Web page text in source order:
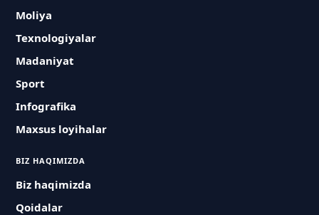
Moliya
Texnologiyalar
Madaniyat
Sport
Infografika
Maxsus loyihalar
BIZ HAQIMIZDA
Biz haqimizda
Qoidalar